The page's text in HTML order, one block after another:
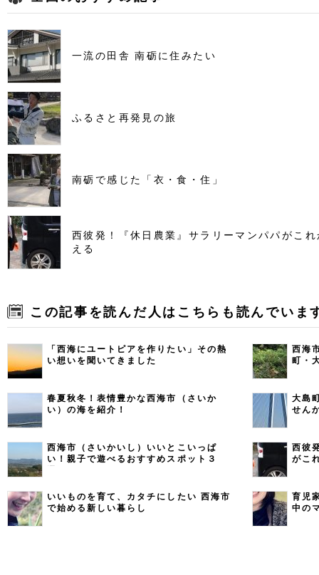
一流の田舎 南砺に住みたい
ふるさと再発見の旅
南砺で感じた「衣・食・住」
西彼発！『休日農業』サラリーマンパパがこ
える
この記事を読んだ人はこちらも読んでいま
「西海にユートピアを作りたい」その熱
い想いを聞いてきました
西海
町・
春夏秋冬！表情豊かな西海市（さいか
い）の海を紹介！
大島
せん
西海市（さいかいし）いいとこいっぱ
い！親子で遊べるおすすめスポット３
西彼
がこ
いいものを育て、カタチにしたい 西海市
で始める新しい暮らし
育児
中の